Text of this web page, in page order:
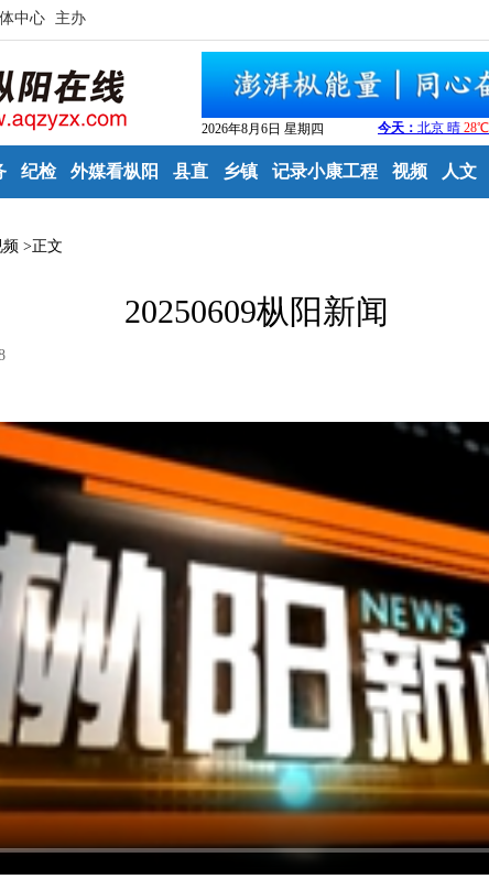
中心 主办
2026年8月6日 星期四
纪检 外媒看枞阳 县直 乡镇 记录小康工程 视频 人文
频 >正文
20250609枞阳新闻